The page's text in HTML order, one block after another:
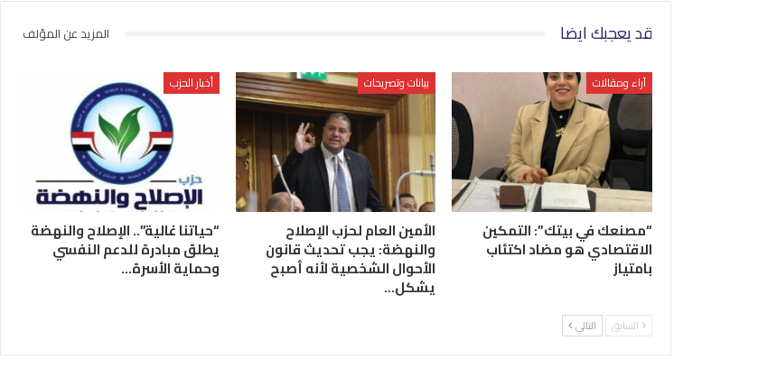
قد يعجبك ايضا المزيد عن المؤلف
آراء ومقالات
“مصنعك في بيتك”: التمكين
الاقتصادي هو مضاد اكتئاب
بامتياز
بيانات وتصريحات
الأمين العام لحزب الإصلاح
والنهضة: يجب تحديث قانون
الأحوال الشخصية لأنه أصبح
يشكل…
أخبار الحزب
“حياتنا غالية”.. الإصلاح والنهضة
يطلق مبادرة للدعم النفسي
وحماية الأسرة…
السابق التالي